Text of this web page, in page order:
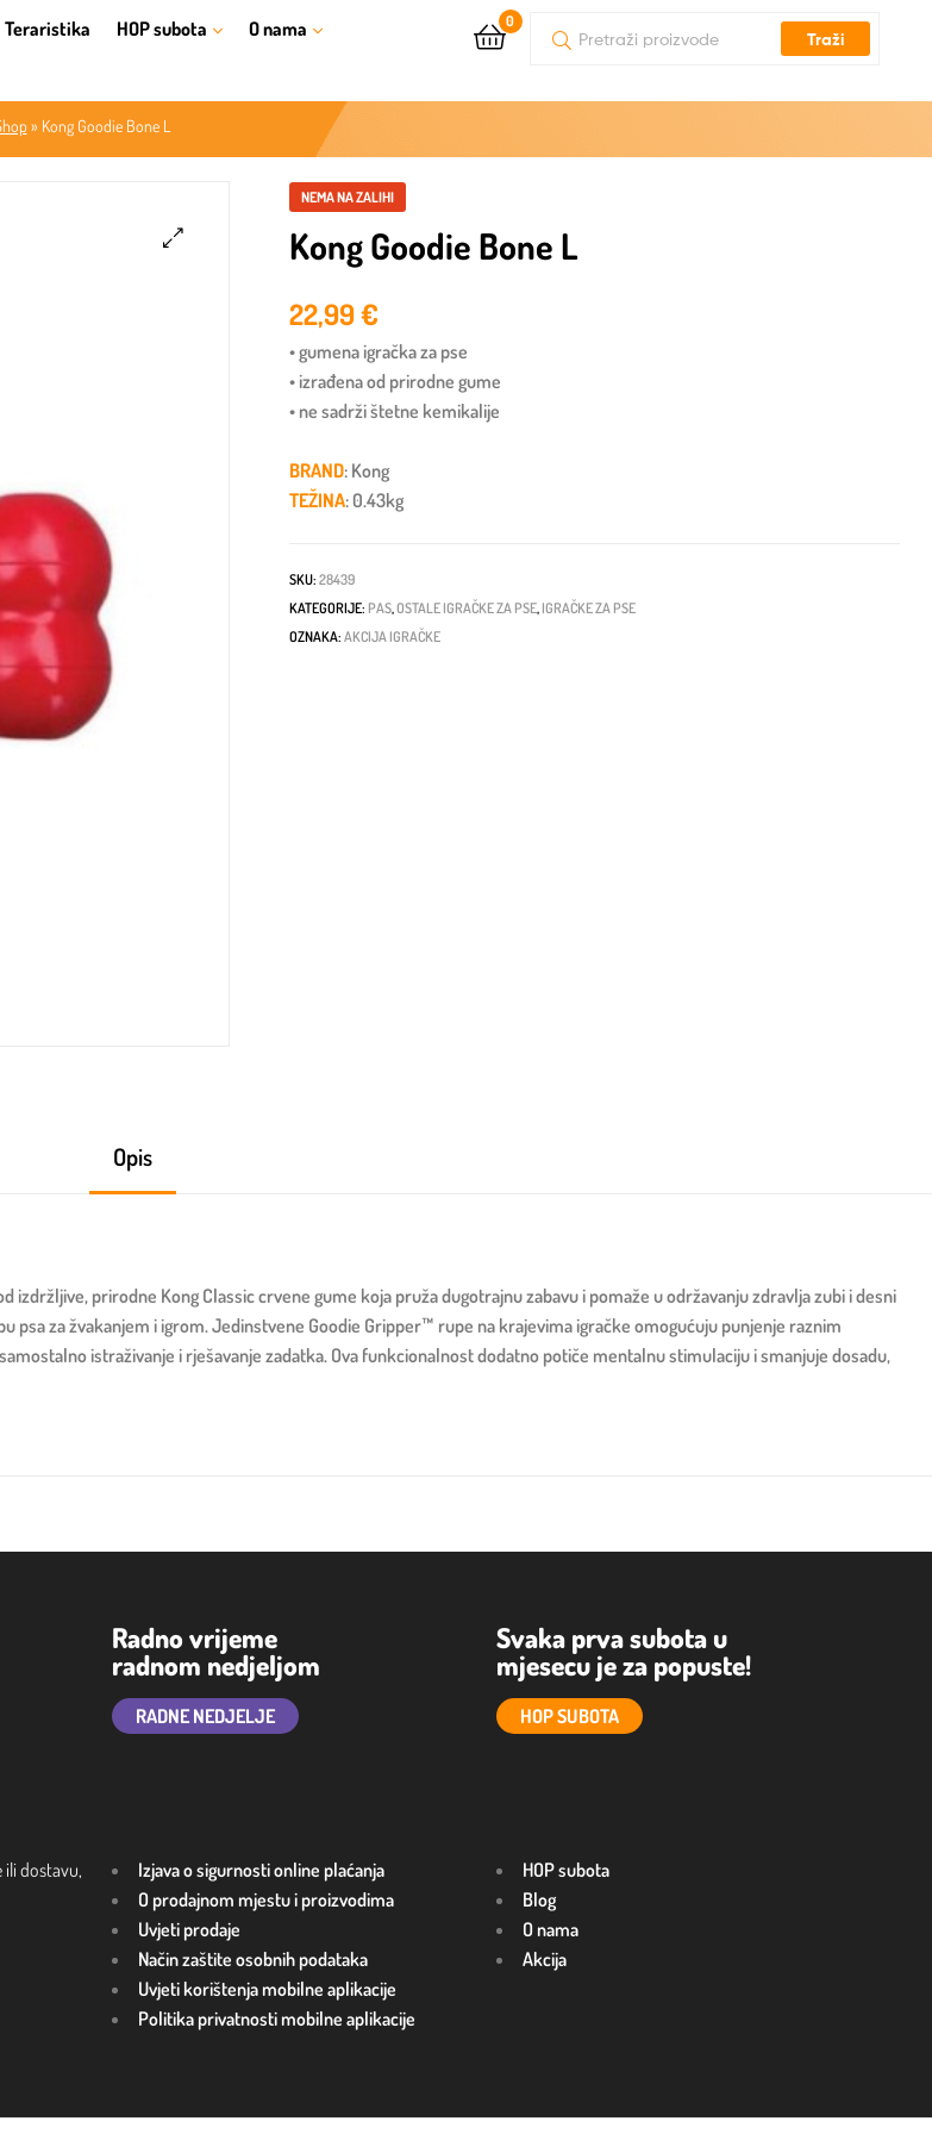
Teraristika HOP subota O nama 0
Traži
» Kong Goodie Bone L
NEMA NA ZALIHI
Kong Goodie Bone L
22,99€
• gumena igračka za pse
• izrađena od prirodne gume
• ne sadrži štetne kemikalije
BRAND: Kong
TEŽINA: 0.43kg
SKU:28439
KATEGORIJE: PAS,OSTALE IGRAČKE ZA PSE, IGRAČKE ZA PSE
OZNAKA:AKCIJA IGRAČKE
Opis
izdržljive, prirodne Kong Classic crvene gume koja pruža dugotrajnu zabavu i pomaže u održavanju zdravlja zubi i desni
za žvakanjem i igrom. Jedinstvene Goodie Gripper™ rupe na krajevima igračke omogućuju punjenje raznim
istraživanje i rješavanje zadatka. Ova funkcionalnost dodatno potiče mentalnu stimulaciju i smanjuje dosadu,
Radno vrijeme
radnom nedjeljom
RADNE NEDJELJE
Svaka prva subota u
mjesecu je za popuste!
HOP SUBOTA
ili dostavu,
Izjava o sigurnosti online plaćanja
O prodajnom mjestu i proizvodima
Uvjeti prodaje
Način zaštite osobnih podataka
Uvjeti korištenja mobilne aplikacije
Politika privatnosti mobilne aplikacije
HOP subota
Blog
O nama
Akcija